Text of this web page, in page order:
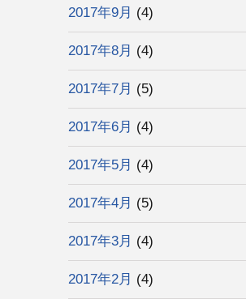
2017年9月 (4)
2017年8月 (4)
2017年7月 (5)
2017年6月 (4)
2017年5月 (4)
2017年4月 (5)
2017年3月 (4)
2017年2月 (4)